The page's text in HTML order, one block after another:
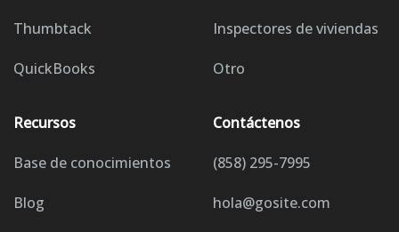
Thumbtack
QuickBooks
Inspectores de viviendas
Otro
Recursos
Base de conocimientos
Blog
Contáctenos
(858) 295-7995
hola@gosite.com